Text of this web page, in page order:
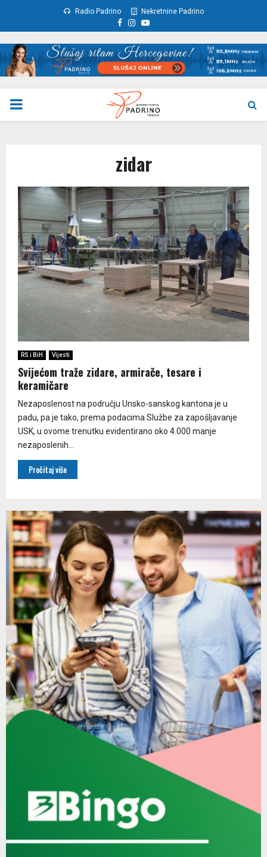
Radio Padrino Nekretnine Padrino
Facebook
Instagram
Youtube
PRIMARY
zidar
RS i BiH Vijesti
Svijećom traže zidare, armirače, tesare i
keramičare
Nezaposlenost na području Unsko-sanskog kantona je u
padu, pa je tako, prema podacima Službe za zapošljavanje
USK, u ovome trenutku evidentirano oko 4.000 manje
nezaposlenih...
Pročitaj više